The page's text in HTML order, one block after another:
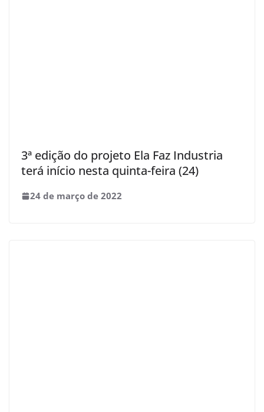
3ª edição do projeto Ela Faz Industria
terá início nesta quinta-feira (24)
24 de março de 2022